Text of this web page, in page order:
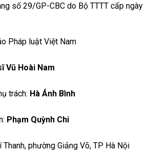
số 29/GP-CBC do Bộ TTTT cấp ngày
Pháp luật Việt Nam
Vũ Hoài Nam
trách: Hà Ánh Bình
Phạm Quỳnh Chi
phường Giảng Võ, TP Hà Nội